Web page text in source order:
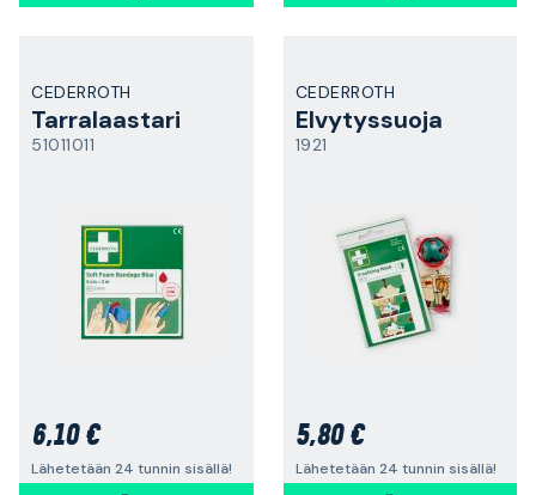
CEDERROTH
Tarralaastari
51011011
6,10 €
Lähetetään 24 tunnin sisällä!
CEDERROTH
Elvytyssuoja
1921
5,80 €
Lähetetään 24 tunnin sisällä!